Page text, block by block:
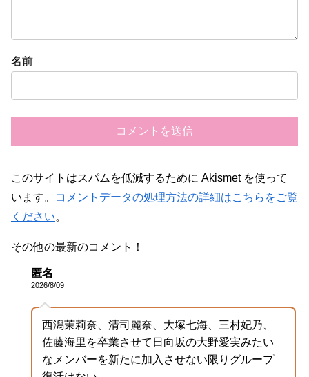
名前
このサイトはスパムを低減するために Akismet を使って
います。
コメントデータの処理方法の詳細はこちらをご覧
ください。
その他の最新のコメント！
匿名
2026/8/09
西潟茉莉奈、清司麗奈、大塚七海、三村妃乃、
佐藤海里を卒業させて日向坂の大野愛実みたい
なメンバーを新たに加入させない限りグループ